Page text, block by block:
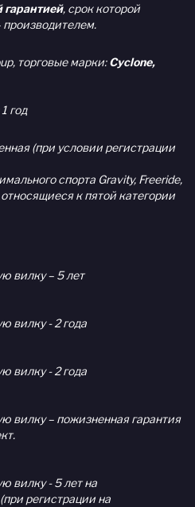
, срок которой
торговые марки:Cyclone,
год
(при условии регистрации
спорта Gravity, Freeride,
к пятой категории
вилку – 5 лет
вилку - 2 года
вилку - 2 года
вилку – пожизненная гарантия
вилку - 5 лет на
регистрации на